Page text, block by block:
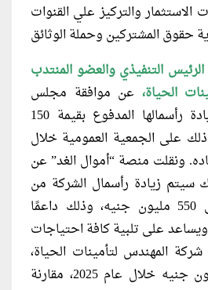
الاستثمار والتركيز علي القنوات
التنفيذي والعضو المنتدب
الحياة، عن موافقة مجلس
إدارة الشركة على زيادة رأسمالها المدفوع بقيمة 150
على الجمعية العمومية خلال
ونقلت منصة “أموال الغد” عن
سيتم زيادة رأسمال الشركة من
400 مليون جنيه إلى 550 مليون جنيه، وذلك داعمًا
ويساعد على تلبية كافة احتياجات
المهندس لتأمينات الحياة،
أرباحًا بقيمة 181 مليون جنيه خلال عام 2025، مقارنة